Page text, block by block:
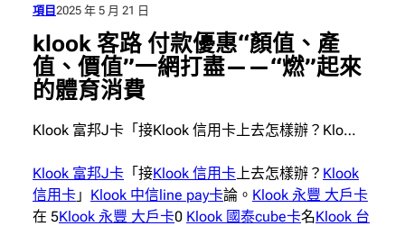
項目 2025 年 5 月 21 日
klook 客路 付款優惠“顏值、產
值、價值”一網打盡——“燃”起來
的體育消費
Klook 富邦J卡「接Klook 信用卡上去怎樣辦？Klo…
Klook 富邦J卡 「接Klook 信用卡 上去怎樣辦？ Klook
信用卡 」 Klook 中信line pay卡論。 Klook 永豐 大戶卡
在 5Klook 永豐 大戶卡0 Klook 國泰cube卡名Klook 台